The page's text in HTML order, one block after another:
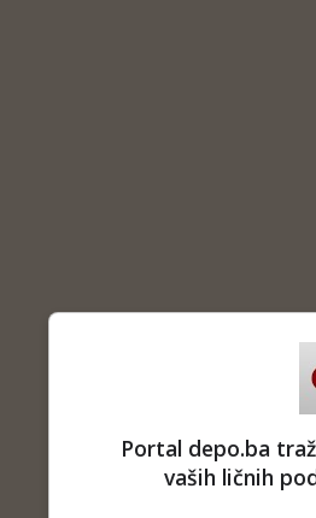
Portal depo.ba
vaših ličnih